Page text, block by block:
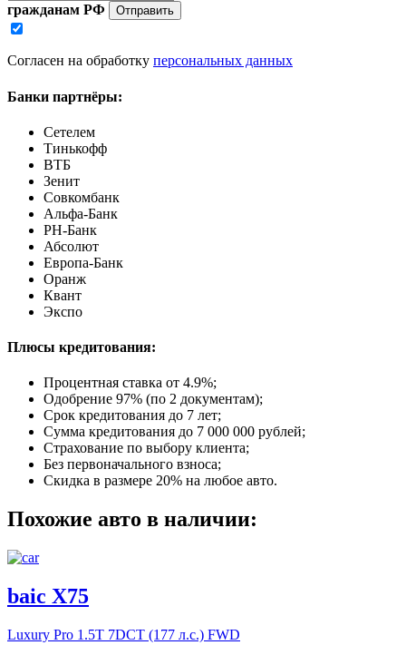
гражданам РФ
Отправить
Согласен на обработку персональных данных
Банки партнёры:
Сетелем
Тинькофф
ВТБ
Зенит
Совкомбанк
Альфа-Банк
РН-Банк
Абсолют
Европа-Банк
Оранж
Квант
Экспо
Плюсы кредитования:
Процентная ставка от 4.9%;
Одобрение 97% (по 2 документам);
Срок кредитования до 7 лет;
Сумма кредитования до 7 000 000 рублей;
Страхование по выбору клиента;
Без первоначального взноса;
Скидка в размере 20% на любое авто.
Похожие авто в наличии:
baic X75
Luxury Pro 1.5T 7DCT (177 л.с.) FWD